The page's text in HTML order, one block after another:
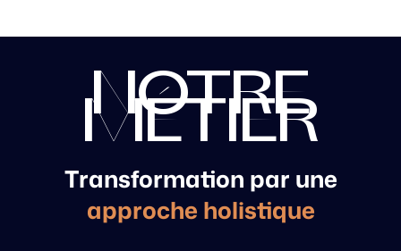
NOTRE
MÉTIER
Transformation par une
approche holistique